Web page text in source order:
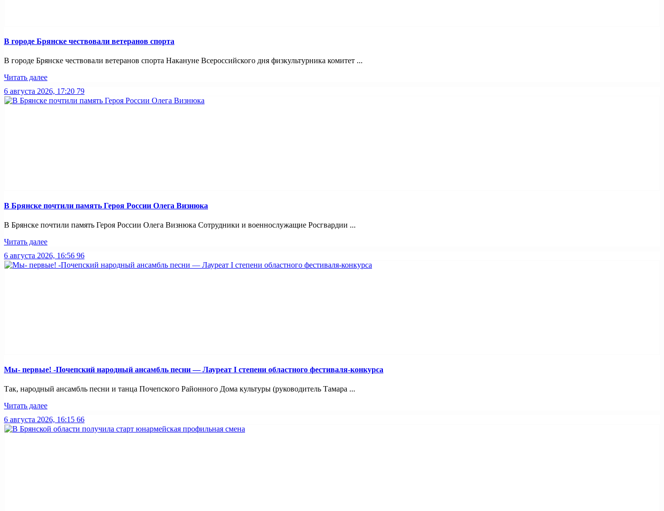
В городе Брянске чествовали ветеранов спорта
В городе Брянске чествовали ветеранов спорта Накануне Всероссийского дня физкультурника комитет ...
Читать далее
6 августа 2026, 17:20 79
В Брянске почтили память Героя России Олега Визнюка
В Брянске почтили память Героя России Олега Визнюка Сотрудники и военнослужащие Росгвардии ...
Читать далее
6 августа 2026, 16:56 96
Мы- первые! -Почепский народный ансамбль песни — Лауреат I степени областного фестиваля-конкурса
Так, народный ансамбль песни и танца Почепского Районного Дома культуры (руководитель Тамара ...
Читать далее
6 августа 2026, 16:15 66